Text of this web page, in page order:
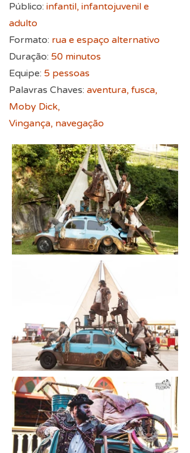
Público: infantil, infantojuvenil e
adulto
Formato: rua e espaço alternativo
Duração: 50 minutos
Equipe: 5 pessoas
Palavras Chaves: aventura, fusca,
Moby Dick,
Vingança, navegação